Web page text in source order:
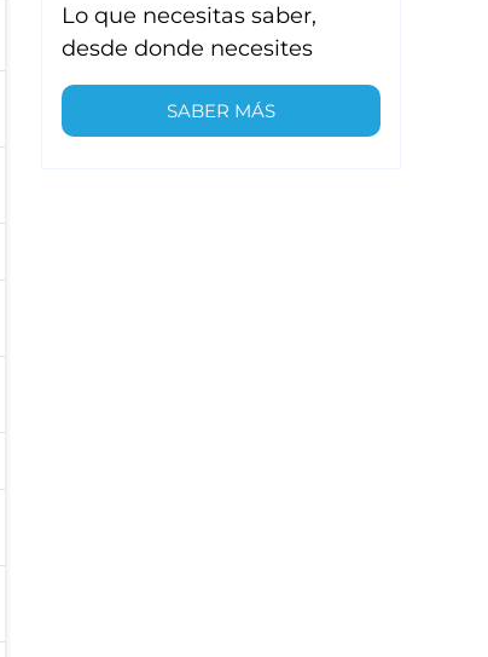
Lo que necesitas saber,
desde donde necesites
SABER MÁS